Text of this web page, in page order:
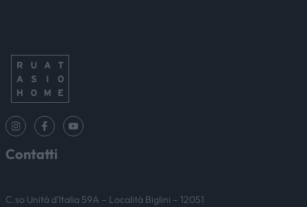
Contatti
C.so Unità d’Italia 59A – Località Biglini – 12051